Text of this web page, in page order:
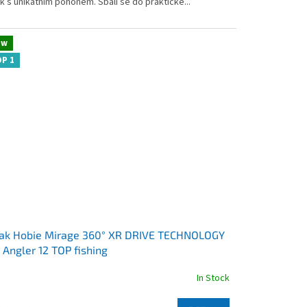
1
Hobie Mirage 360° XR DRIVE TECHNOLOGY
Angler 12 TOP fishing
In Stock